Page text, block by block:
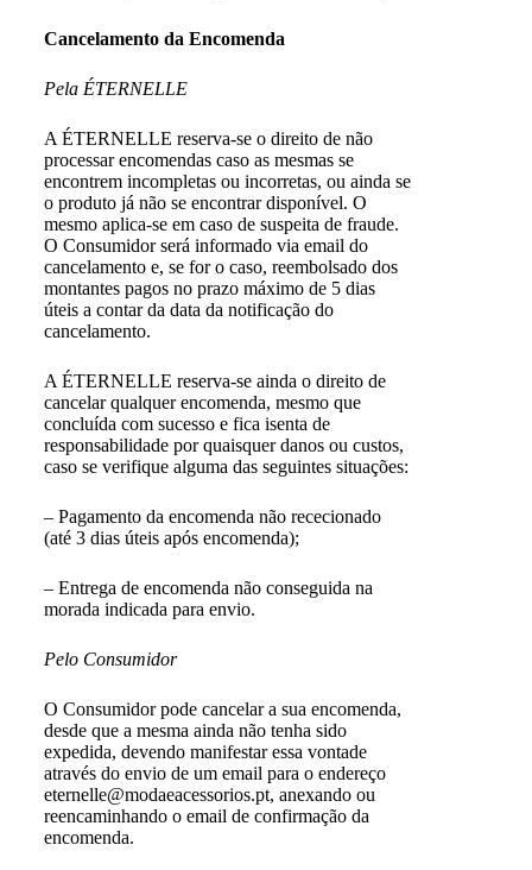
Cancelamento da Encomenda
Pela ÉTERNELLE
A ÉTERNELLE reserva-se o direito de não
processar encomendas caso as mesmas se
encontrem incompletas ou incorretas, ou ainda se
o produto já não se encontrar disponível. O
mesmo aplica-se em caso de suspeita de fraude.
O Consumidor será informado via email do
cancelamento e, se for o caso, reembolsado dos
montantes pagos no prazo máximo de 5 dias
úteis a contar da data da notificação do
cancelamento.
A ÉTERNELLE reserva-se ainda o direito de
cancelar qualquer encomenda, mesmo que
concluída com sucesso e fica isenta de
responsabilidade por quaisquer danos ou custos,
caso se verifique alguma das seguintes situações:
– Pagamento da encomenda não rececionado
(até 3 dias úteis após encomenda);
– Entrega de encomenda não conseguida na
morada indicada para envio.
Pelo Consumidor
O Consumidor pode cancelar a sua encomenda,
desde que a mesma ainda não tenha sido
expedida, devendo manifestar essa vontade
através do envio de um email para o endereço
eternelle@modaeacessorios.pt, anexando ou
reencaminhando o email de confirmação da
encomenda.